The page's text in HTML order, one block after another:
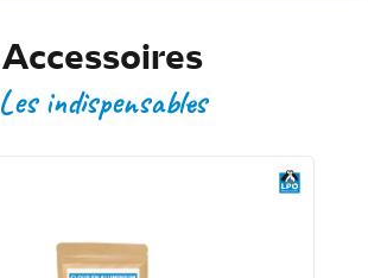
Accessoires
Les indispensables